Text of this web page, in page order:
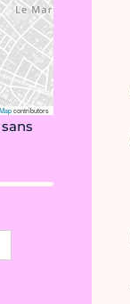
contributors